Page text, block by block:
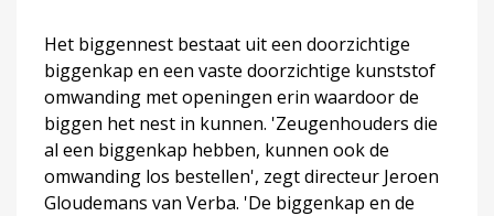
Het biggennest bestaat uit een doorzichtige
biggenkap en een vaste doorzichtige kunststof
omwanding met openingen erin waardoor de
biggen het nest in kunnen. 'Zeugenhouders die
al een biggenkap hebben, kunnen ook de
omwanding los bestellen', zegt directeur Jeroen
Gloudemans van Verba. 'De biggenkap en de